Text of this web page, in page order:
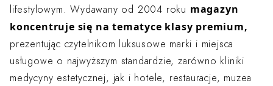
lifestylowym. Wydawany od 2004 roku magazyn
koncentruje się na tematyce klasy premium,
prezentując czytelnikom luksusowe marki i miejsca
usługowe o najwyższym standardzie, zarówno kliniki
medycyny estetycznej, jak i hotele, restauracje, muzea